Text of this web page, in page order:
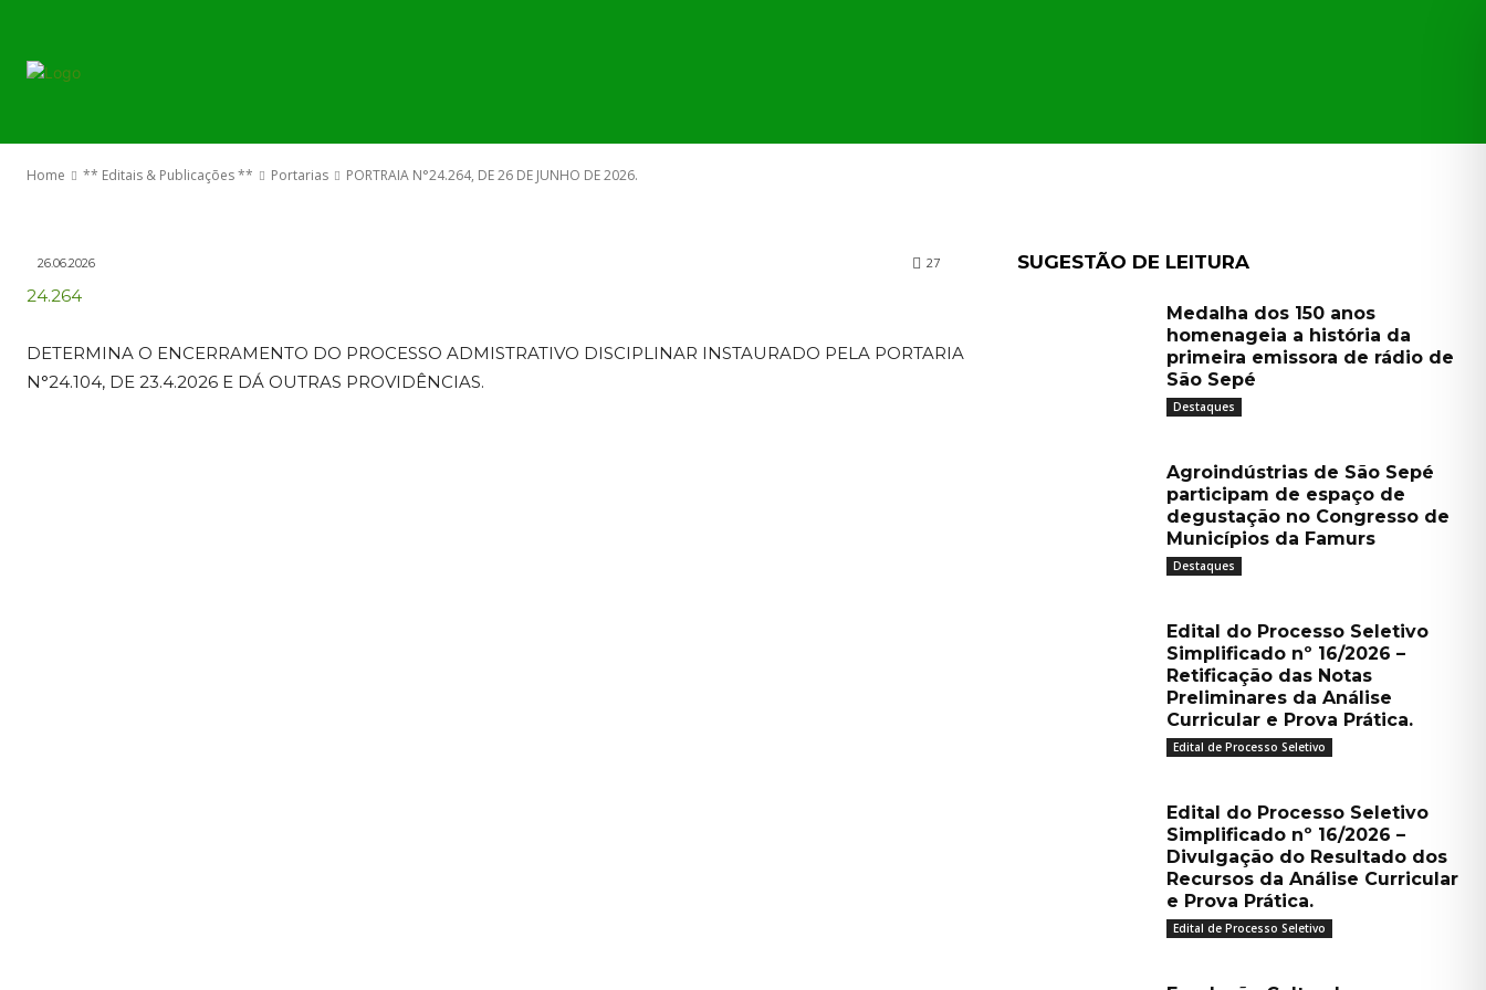
Home ** Editais & Publicações ** Portarias PORTRAIA N°24.264, DE 26 DE JUNHO DE 2026.
PORTRAIA N°24.264, DE 26 DE
JUNHO DE 2026.
26.06.2026 27
24.264
DETERMINA O ENCERRAMENTO DO PROCESSO ADMISTRATIVO DISCIPLINAR INSTAURADO PELA PORTARIA
N°24.104, DE 23.4.2026 E DÁ OUTRAS PROVIDÊNCIAS.
SUGESTÃO DE LEITURA
Medalha dos 150 anos
homenageia a história da
primeira emissora de rádio de
São Sepé
Destaques
Agroindústrias de São Sepé
participam de espaço de
degustação no Congresso de
Municípios da Famurs
Destaques
Edital do Processo Seletivo
Simplificado nº 16/2026 –
Retificação das Notas
Preliminares da Análise
Curricular e Prova Prática.
Edital de Processo Seletivo
Edital do Processo Seletivo
Simplificado nº 16/2026 –
Divulgação do Resultado dos
Recursos da Análise Curricular
e Prova Prática.
Edital de Processo Seletivo